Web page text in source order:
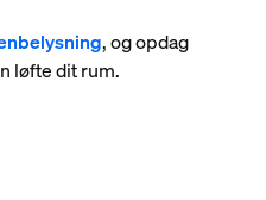
, og opdag
løfte dit rum.